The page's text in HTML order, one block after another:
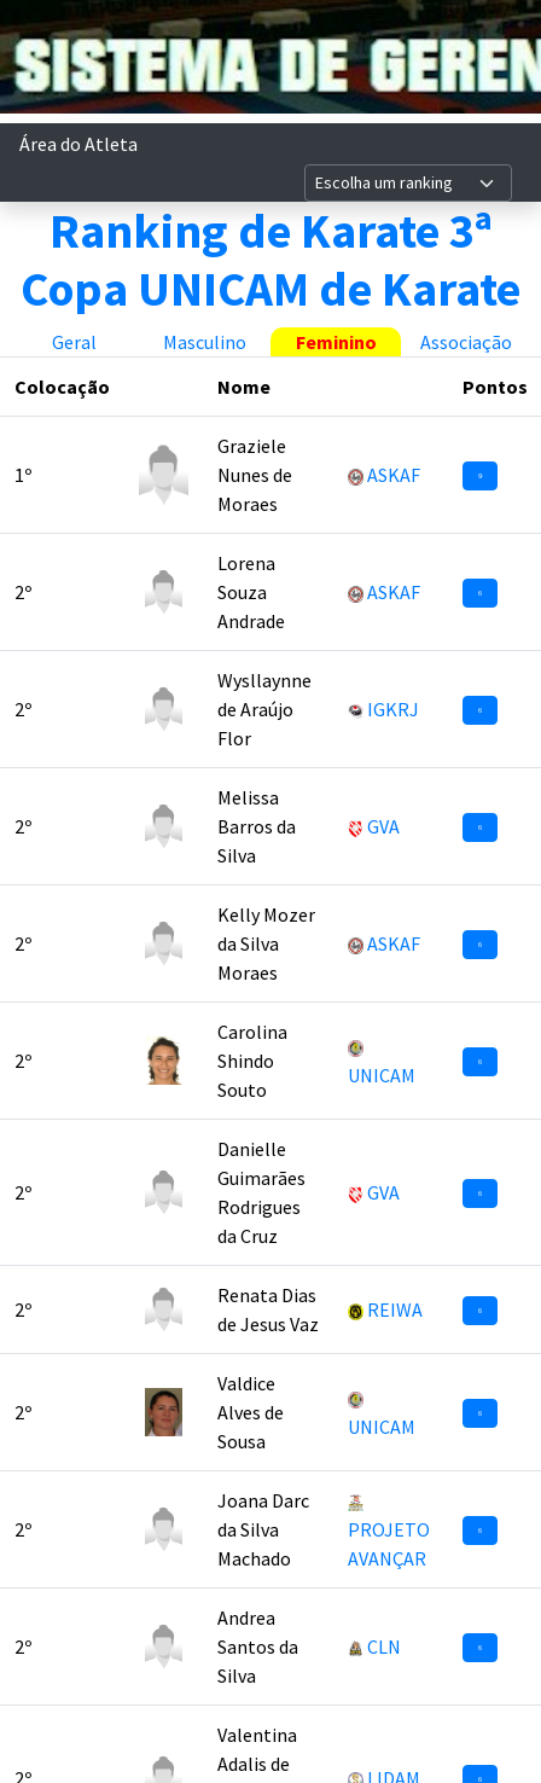
Área do Atleta
Ranking de Karate 3ª
Copa UNICAM de Karate
Geral Masculino Feminino
Associação
Colocação
Nome Pontos
1º
Graziele
Nunes de
Moraes
ASKAF 9
2º
Lorena
Souza
Andrade
ASKAF 6
2º
Wysllaynne
de Araújo
Flor
IGKRJ 6
2º
Melissa
Barros da
Silva
GVA 6
2º
Kelly Mozer
da Silva
Moraes
ASKAF 6
2º
Carolina
Shindo
Souto
UNICAM
6
2º
Danielle
Guimarães
Rodrigues
da Cruz
GVA 6
2º
Renata Dias
de Jesus Vaz
REIWA 6
2º
Valdice
Alves de
Sousa
UNICAM
6
2º
Joana Darc
da Silva
Machado
PROJETO
AVANÇAR
6
2º
Andrea
Santos da
Silva
CLN 6
2º
Valentina
Adalis de
LIDAM 6